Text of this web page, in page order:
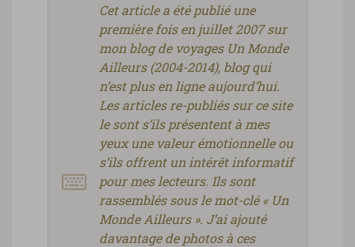
Cet article a été publié une
première fois en juillet 2007 sur
mon blog de voyages Un Monde
Ailleurs (2004-2014), blog qui
n’est plus en ligne aujourd’hui.
Les articles re-publiés sur ce site
le sont s’ils présentent à mes
yeux une valeur émotionnelle ou
s’ils offrent un intérêt informatif
pour mes lecteurs. Ils sont
rassemblés sous le mot-clé « Un
Monde Ailleurs ». J’ai ajouté
davantage de photos à ces